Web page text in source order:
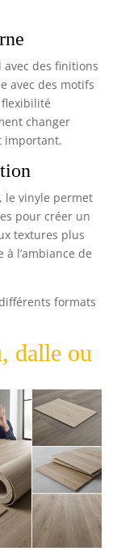
des finitions
avec des motifs
changer
important.
le vinyle permet
pour créer un
textures plus
l’ambiance de
formats
dalle ou